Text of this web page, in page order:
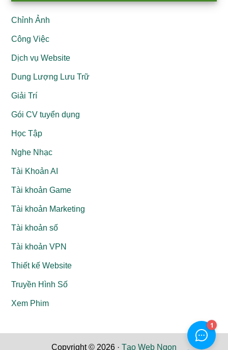
Sidebar
Chỉnh Ảnh
Công Việc
Dịch vụ Website
Dung Lượng Lưu Trữ
Giải Trí
Gói CV tuyển dụng
Học Tập
Nghe Nhạc
Tài Khoản AI
Tài khoản Game
Tài khoản Marketing
Tài khoản số
Tài khoản VPN
Thiết kế Website
Truyền Hình Số
Xem Phim
Copyright © 2026 · Tạo Web Ngon